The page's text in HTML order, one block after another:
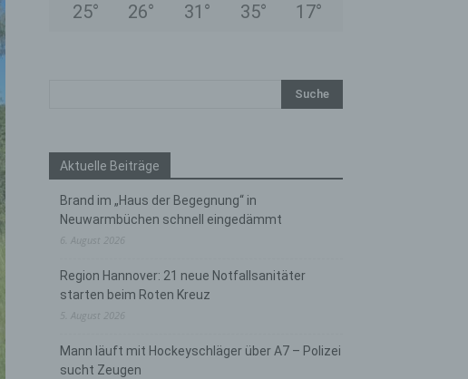
25° 26° 31 ° 35° 17°
Aktuelle Beiträge
Brand im „Haus der Begegnung“ in
Neuwarmbüchen schnell eingedämmt
6. August 2026
Region Hannover: 21 neue Notfallsanitäter
starten beim Roten Kreuz
5. August 2026
Mann läuft mit Hockeyschläger über A7 – Polizei
sucht Zeugen